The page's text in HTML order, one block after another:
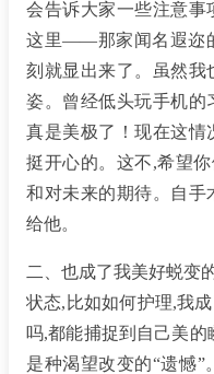
会告诉大家一些注意事
这里——那家闻名遐迩
刻就显出来了。虽然我
姿。曾经低头玩手机的
真是美极了！现在这情
挺开心的。这不,希望
和对未来的期待。自手
给他。
二、也成了我美好蜕变
状态,比如如何护理,我
吗,都能捕捉到自己美
是种渴望改变的“遗憾”